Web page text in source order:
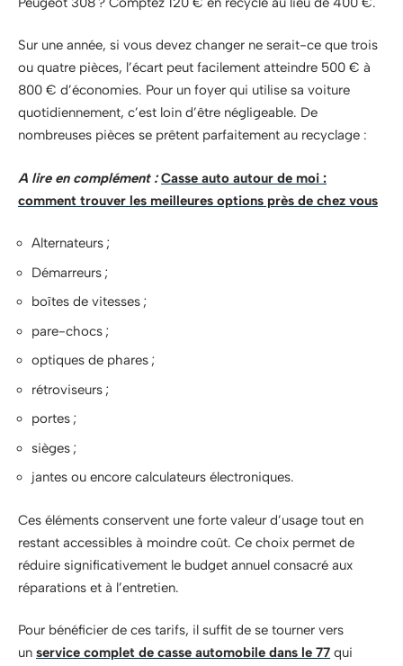
Sur une année, si vous devez changer ne serait-ce que trois
ou quatre pièces, l’écart peut facilement atteindre 500 € à
800 € d’économies. Pour un foyer qui utilise sa voiture
quotidiennement, c’est loin d’être négligeable. De
nombreuses pièces se prêtent parfaitement au recyclage :
A lire en complément : Casse auto autour de moi :
comment trouver les meilleures options près de chez vous
Alternateurs ;
Démarreurs ;
boîtes de vitesses ;
pare-chocs ;
optiques de phares ;
rétroviseurs ;
portes ;
sièges ;
jantes ou encore calculateurs électroniques.
Ces éléments conservent une forte valeur d’usage tout en
restant accessibles à moindre coût. Ce choix permet de
réduire significativement le budget annuel consacré aux
réparations et à l’entretien.
Pour bénéficier de ces tarifs, il suffit de se tourner vers
un service complet de casse automobile dans le 77 qui